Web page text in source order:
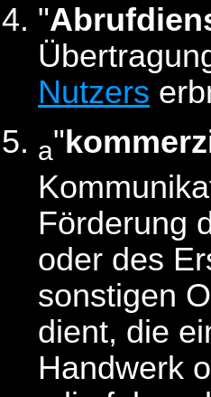
"
Nutzers
a"
Förderung
oder des
sonstigen
dient, die
Handwerk